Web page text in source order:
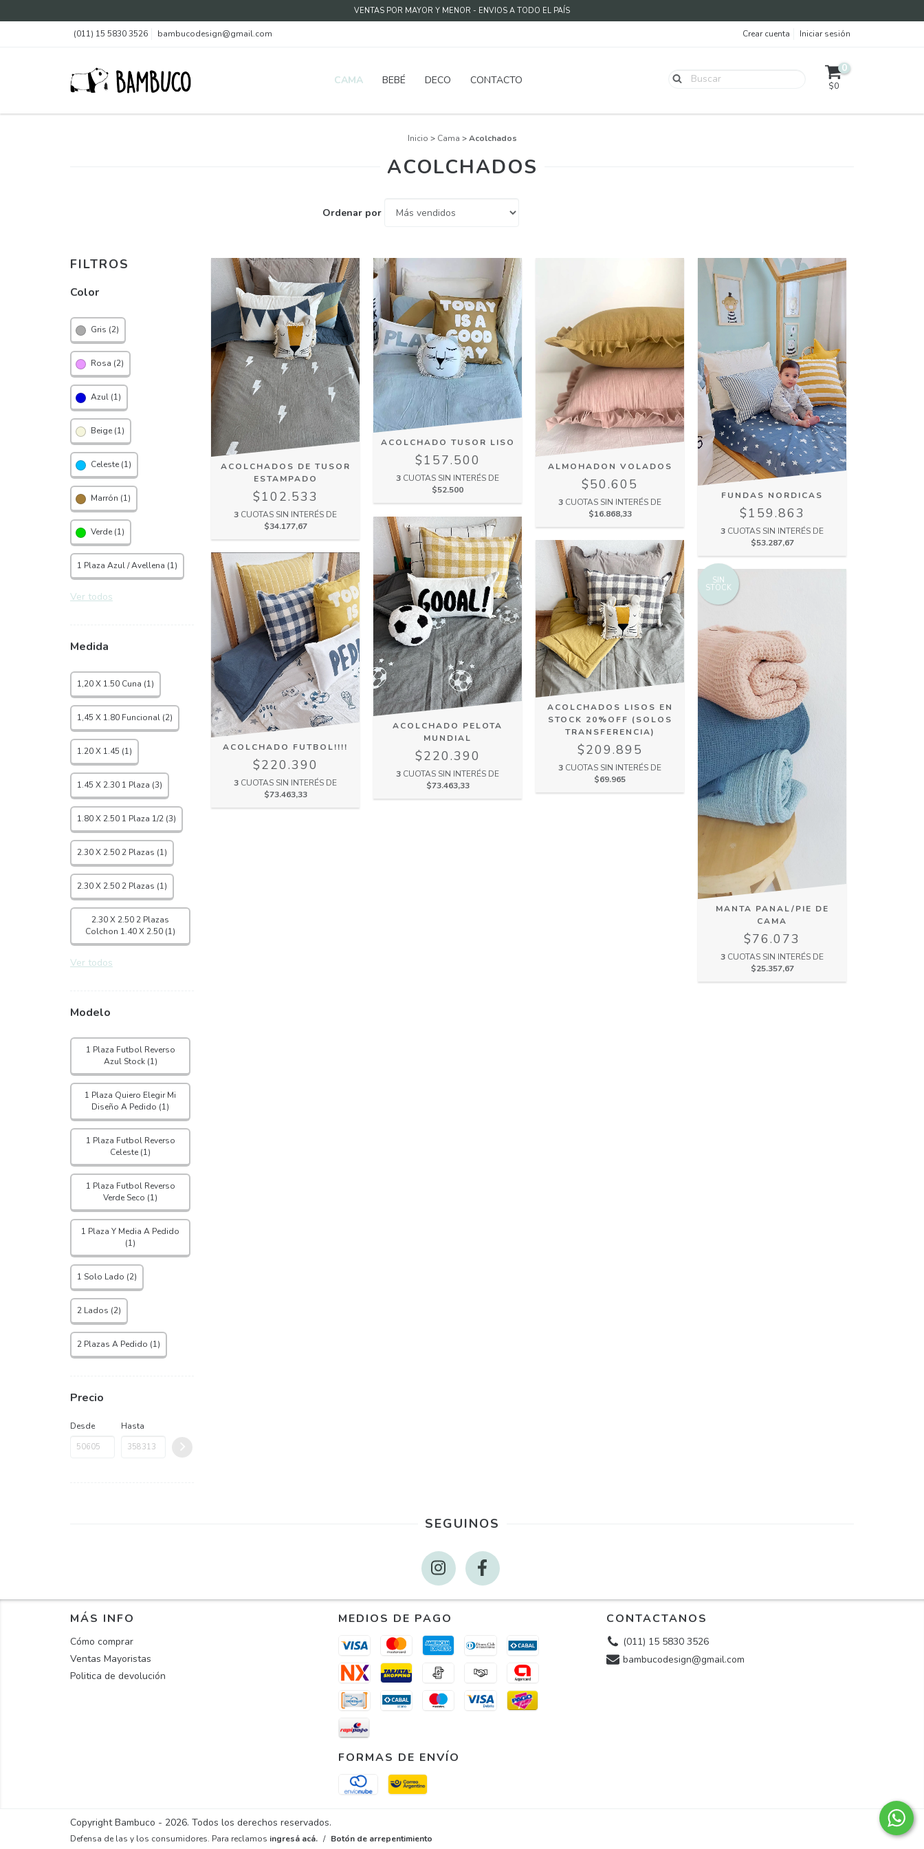
VENTAS POR MAYOR Y MENOR - ENVIOS A TODO EL PAÍS
(011) 15 5830 3526 bambucodesign@gmail.com Crear cuenta Iniciar sesión
CAMA BEBÉ DECO CONTACTO
0
$0
Inicio > Cama > Acolchados
ACOLCHADOS
Ordenar por
FILTROS
Color
Gris (2)
Rosa (2)
Azul (1)
Beige (1)
Celeste (1)
Marrón (1)
Verde (1)
1 Plaza Azul / Avellena (1)
Ver todos
Medida
1,20 X 1.50 Cuna (1)
1,45 X 1.80 Funcional (2)
1.20 X 1.45 (1)
1.45 X 2.30 1 Plaza (3)
1.80 X 2.50 1 Plaza 1/2 (3)
2.30 X 2.50 2 Plazas (1)
2.30 X 2.50 2 Plazas (1)
2.30 X 2.50 2 Plazas
Colchon 1.40 X 2.50 (1)
Ver todos
Modelo
1 Plaza Futbol Reverso
Azul Stock (1)
1 Plaza Quiero Elegir Mi
Diseño A Pedido (1)
1 Plaza Futbol Reverso
Celeste (1)
1 Plaza Futbol Reverso
Verde Seco (1)
1 Plaza Y Media A Pedido
(1)
1 Solo Lado (2)
2 Lados (2)
2 Plazas A Pedido (1)
Precio
Desde Hasta
ACOLCHADOS DE TUSOR
ESTAMPADO
$102.533
3 CUOTAS SIN INTERÉS DE
$34.177,67
ACOLCHADO TUSOR LISO
$157.500
3 CUOTAS SIN INTERÉS DE
$52.500
ALMOHADON VOLADOS
$50.605
3 CUOTAS SIN INTERÉS DE
$16.868,33
FUNDAS NORDICAS
$159.863
3 CUOTAS SIN INTERÉS DE
$53.287,67
ACOLCHADO FUTBOL!!!!
$220.390
3 CUOTAS SIN INTERÉS DE
$73.463,33
ACOLCHADO PELOTA
MUNDIAL
$220.390
3 CUOTAS SIN INTERÉS DE
$73.463,33
ACOLCHADOS LISOS EN
STOCK 20%OFF (SOLOS
TRANSFERENCIA)
$209.895
3 CUOTAS SIN INTERÉS DE
$69.965
SIN
STOCK
MANTA PANAL/PIE DE
CAMA
$76.073
3 CUOTAS SIN INTERÉS DE
$25.357,67
SEGUINOS
MÁS INFO
Cómo comprar
Ventas Mayoristas
Politica de devolución
MEDIOS DE PAGO
FORMAS DE ENVÍO
CONTACTANOS
(011) 15 5830 3526
bambucodesign@gmail.com
Copyright Bambuco - 2026. Todos los derechos reservados.
Defensa de las y los consumidores. Para reclamos ingresá acá. / Botón de arrepentimiento